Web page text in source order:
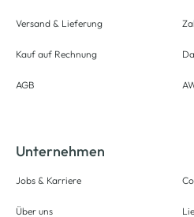
Versand & Lieferung
Kauf auf Rechnung
AGB
Unternehmen
Jobs & Karriere
Über uns